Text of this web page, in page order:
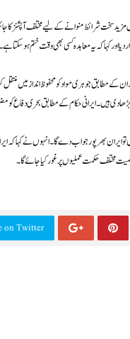
سخت شرائط منوانے کے لیے مختلف آپشنز کا
کہا کہ یہ معاہدہ کسی بھی وقت ختم ہو سکتا
ہے۔ ان کے مطابق جوہری مواد کو محفوظ انداز
ہیں۔ ایرانی حکام کے مطابق بحری دفاع کو
تو ایران بھرپور جواب دے گا۔ انہوں نے کہا کہ
مختلف حکمت عملیوں پر غور کیا جائے گا۔
on Twitter